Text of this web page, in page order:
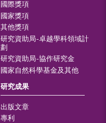
國際獎項
國家獎項
其他獎項
研究資助局-卓越學科領域計
劃
研究資助局-協作研究金
國家自然科學基金及其他
研究成果
出版文章
專利